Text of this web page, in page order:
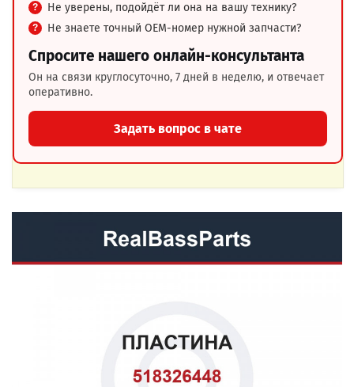
Не уверены, подойдёт ли она на вашу технику?
Не знаете точный OEM-номер нужной запчасти?
Спросите нашего онлайн-консультанта
Он на связи круглосуточно, 7 дней в неделю, и отвечает
оперативно.
Задать вопрос в чате